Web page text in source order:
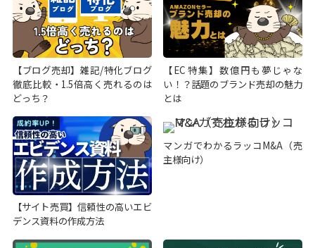
【ブログ売却】雑記/特化ブログ
徹底比較・1.5倍高く売れるのは
どっち？
【EC特集】数億円も夢じゃな
い！？話題のブランド売却の魅力
とは
【サイト売買】信頼性の高いエビ
デンス資料の作成方法
マンガでわかるラッコM&A（売
主様向け）